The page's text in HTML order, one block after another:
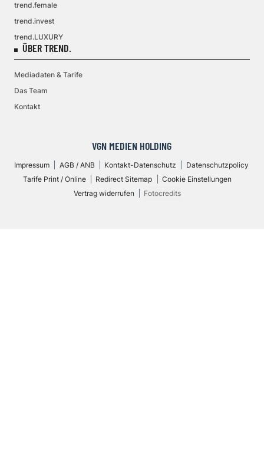
trend.female
trend.invest
trend.LUXURY
ÜBER TREND.
Mediadaten & Tarife
Das Team
Kontakt
VGN MEDIEN HOLDING
Impressum AGB / ANB Kontakt-Datenschutz
Datenschutzpolicy
Tarife Print / Online
Redirect Sitemap
Cookie Einstellungen
Vertrag widerrufen
Fotocredits